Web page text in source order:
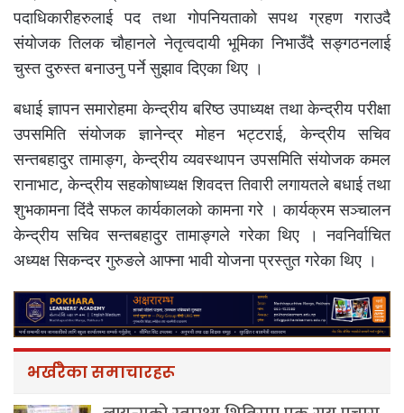
पदाधिकारीहरुलाई पद तथा गोपनियताको सपथ ग्रहण गराउदै
संयोजक तिलक चौहानले नेतृत्वदायी भूमिका निभाउँदै सङ्गठनलाई
चुस्त दुरुस्त बनाउनु पर्ने सुझाव दिएका थिए ।
बधाई ज्ञापन समारोहमा केन्द्रीय बरिष्ठ उपाध्यक्ष तथा केन्द्रीय परीक्षा
उपसमिति संयोजक ज्ञानेन्द्र मोहन भट्टराई, केन्द्रीय सचिव
सन्तबहादुर तामाङ्ग, केन्द्रीय व्यवस्थापन उपसमिति संयोजक कमल
रानाभाट, केन्द्रीय सहकोषाध्यक्ष शिवदत्त तिवारी लगायतले बधाई तथा
शुभकामना दिंदै सफल कार्यकालको कामना गरे । कार्यक्रम सञ्चालन
केन्द्रीय सचिव सन्तबहादुर तामाङ्गले गरेका थिए । नवनिर्वाचित
अध्यक्ष सिकन्दर गुरुङले आफ्ना भावी योजना प्रस्तुत गरेका थिए ।
भर्खरैका समाचारहरू